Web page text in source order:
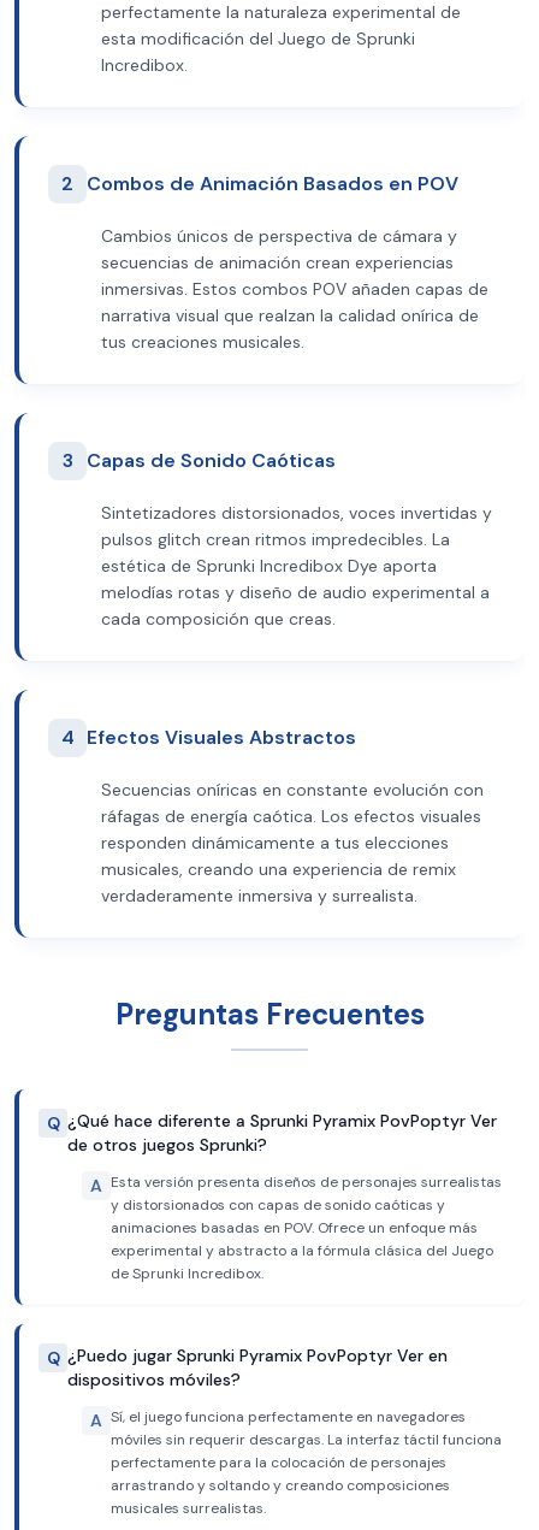
perfectamente la naturaleza experimental de
esta modificación del Juego de Sprunki
Incredibox.
2 Combos de Animación Basados en POV
Cambios únicos de perspectiva de cámara y
secuencias de animación crean experiencias
inmersivas. Estos combos POV añaden capas de
narrativa visual que realzan la calidad onírica de
tus creaciones musicales.
3 Capas de Sonido Caóticas
Sintetizadores distorsionados, voces invertidas y
pulsos glitch crean ritmos impredecibles. La
estética de Sprunki Incredibox Dye aporta
melodías rotas y diseño de audio experimental a
cada composición que creas.
4 Efectos Visuales Abstractos
Secuencias oníricas en constante evolución con
ráfagas de energía caótica. Los efectos visuales
responden dinámicamente a tus elecciones
musicales, creando una experiencia de remix
verdaderamente inmersiva y surrealista.
Preguntas Frecuentes
Q ¿Qué hace diferente a Sprunki Pyramix PovPoptyr Ver
de otros juegos Sprunki?
A Esta versión presenta diseños de personajes surrealistas
y distorsionados con capas de sonido caóticas y
animaciones basadas en POV. Ofrece un enfoque más
experimental y abstracto a la fórmula clásica del Juego
de Sprunki Incredibox.
Q ¿Puedo jugar Sprunki Pyramix PovPoptyr Ver en
dispositivos móviles?
A Sí, el juego funciona perfectamente en navegadores
móviles sin requerir descargas. La interfaz táctil funciona
perfectamente para la colocación de personajes
arrastrando y soltando y creando composiciones
musicales surrealistas.